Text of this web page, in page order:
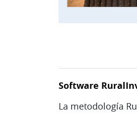
Software
La metodología